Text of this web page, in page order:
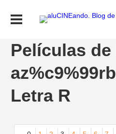
Películas
Letra R